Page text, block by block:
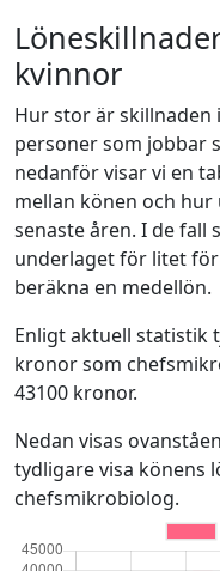
kvinnor
Hur stor är
personer som jobbar
nedanför visar vi en
mellan könen och
senaste åren. I de fall
underlaget för litet
beräkna en medellön.
Enligt aktuell statistik
kronor som
43100 kronor.
Nedan visas
tydligare visa könens
chefsmikrobiolog.